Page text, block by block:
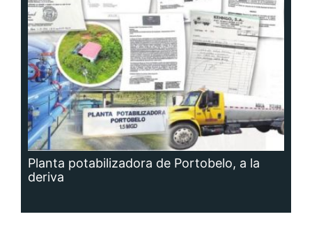
Planta potabilizadora de Portobelo, a la
deriva